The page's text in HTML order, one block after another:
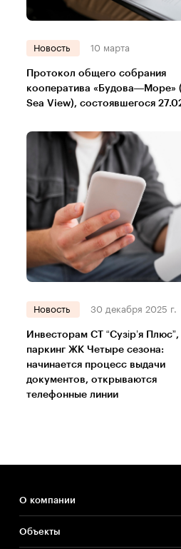
Новость 10 марта
Протокол общего собрания
кооператива «Будова—Море»
Sea View), состоявшегося
Новость 30 декабря 2025 г.
Инвесторам СТ “Сузір’я Плюс”,
паркинг ЖК Четыре сезона:
начинается процесс выдачи
документов, открываются
телефонные линии
О компании
Объекты